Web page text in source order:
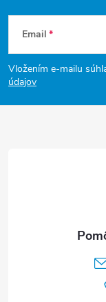
Z
á
p
Email
Vložením e-mailu
údajov